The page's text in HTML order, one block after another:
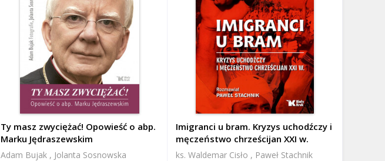
Ty masz zwyciężać! Opowieść o abp.
Marku Jędraszewskim
Adam Bujak , Jolanta Sosnowska
Imigranci u bram. Kryzys uchodźczy i
męczeństwo chrześcijan XXI w.
ks. Waldemar Cisło , Paweł Stachnik